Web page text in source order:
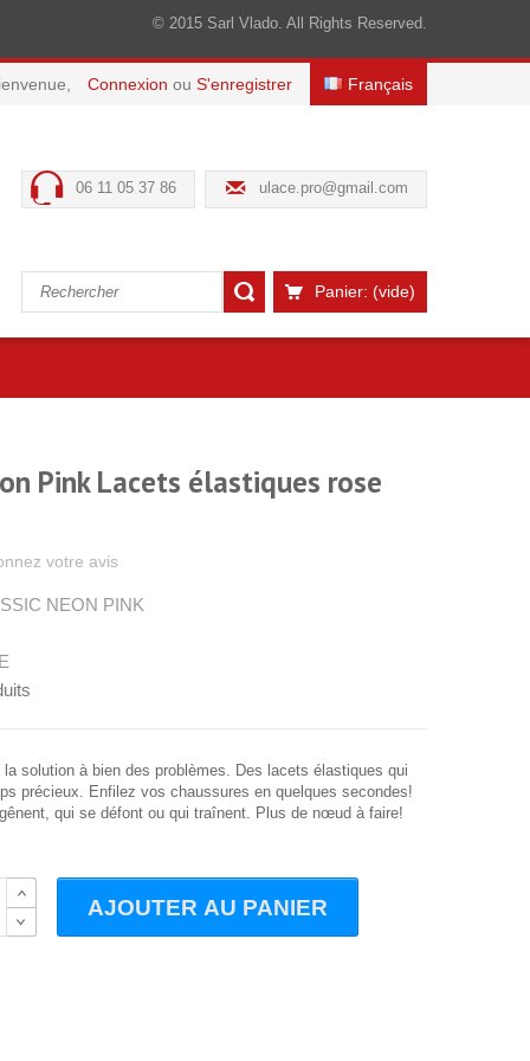
© 2015 Sarl Vlado. All Rights Reserved.
Français
Connexion ou S'enregistrer
ulace.pro@gmail.com
06 11 05 37 86
Panier: (vide)
Pink Lacets élastiques rose
votre avis
NEON PINK
solution à bien des problèmes. Des lacets élastiques qui
précieux. Enfilez vos chaussures en quelques secondes!
qui se défont ou qui traînent. Plus de nœud à faire!
B
B
AJOUTER AU PANIER